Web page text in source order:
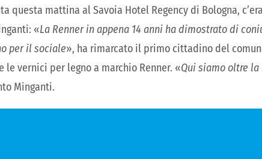
questa mattina al Savoia Hotel Regency di Bologna,
«La Renner in appena 14 anni ha dimostrato di
per il sociale», ha rimarcato il primo cittadino del
vernici per legno a marchio Renner. «Qui siamo oltre
Minganti.